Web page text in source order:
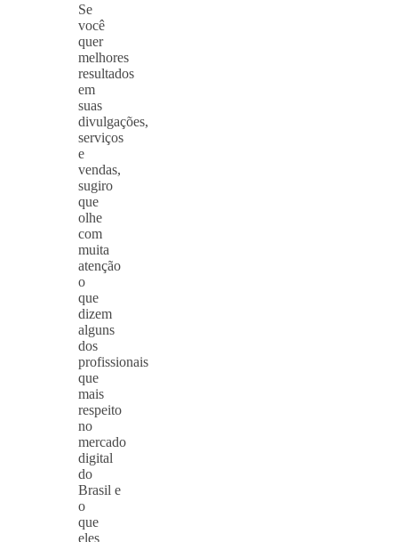
Se
você
quer
melhores
resultados
em
suas
divulgações,
serviços
e
vendas,
sugiro
que
olhe
com
muita
atenção
o
que
dizem
alguns
dos
profissionais
que
mais
respeito
no
mercado
digital
do
Brasil e
o
que
eles